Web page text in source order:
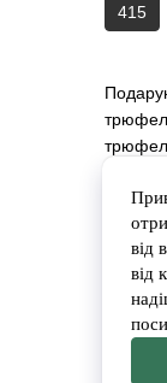
415